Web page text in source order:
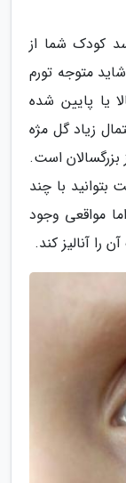
کودک شما از
متوجه تورم
یا پایین شده
زیاد گل مژه
است.
با چند
مواقعی وجود
را آنالیز کند.